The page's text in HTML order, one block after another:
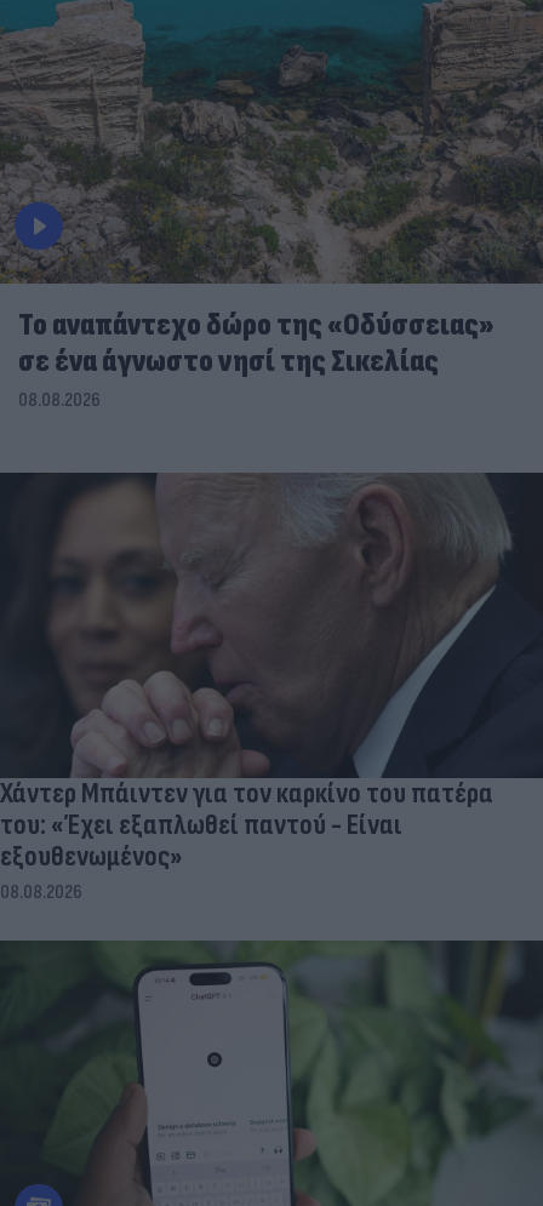
To αναπάντεχο δώρο της «Οδύσσειας»
σε ένα άγνωστο νησί της Σικελίας
08.08.2026
Χάντερ Μπάιντεν για τον καρκίνο του πατέρα
του: «Έχει εξαπλωθεί παντού - Είναι
εξουθενωμένος»
08.08.2026